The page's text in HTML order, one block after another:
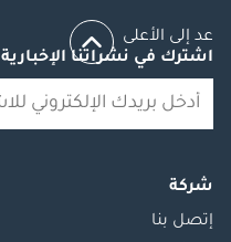
عد إلى الأعلى
اشترك في نشراتنا الإخبارية
شركة
إتصل بنا